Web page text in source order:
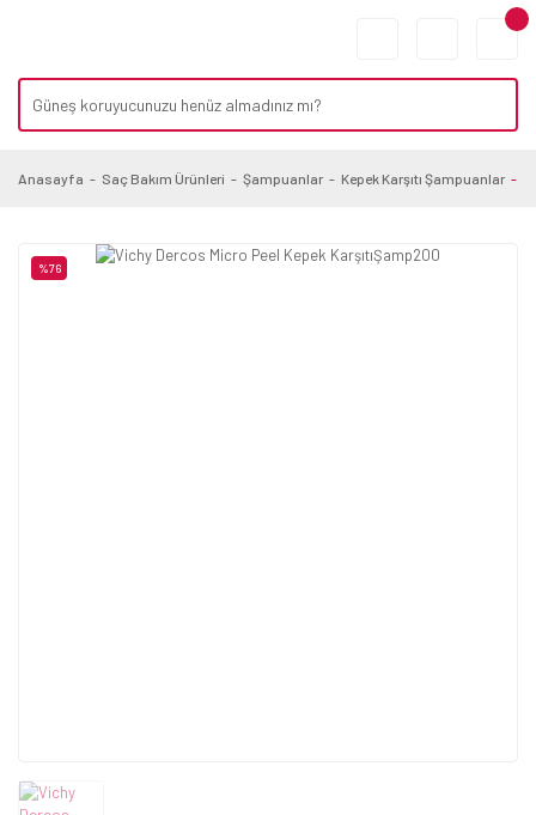
Anasayfa Saç Bakım Ürünleri Şampuanlar Kepek Karşıtı Şampuanlar
%76